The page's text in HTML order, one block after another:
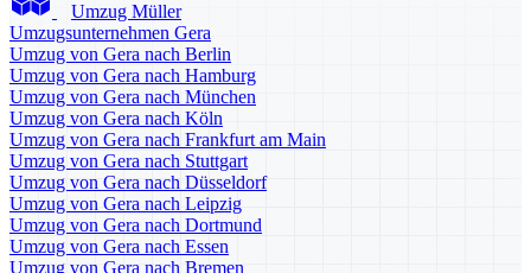
Umzug Müller
Umzugsunternehmen Gera
Umzug von Gera nach Berlin
Umzug von Gera nach Hamburg
Umzug von Gera nach München
Umzug von Gera nach Köln
Umzug von Gera nach Frankfurt am Main
Umzug von Gera nach Stuttgart
Umzug von Gera nach Düsseldorf
Umzug von Gera nach Leipzig
Umzug von Gera nach Dortmund
Umzug von Gera nach Essen
Umzug von Gera nach Bremen